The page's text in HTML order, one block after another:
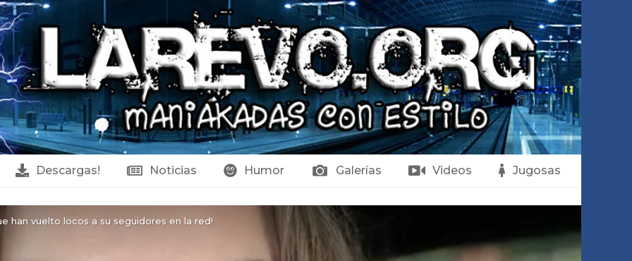
Descargas! Noticias Humor Galerías Videos Jugosas
han vuelto locos a su seguidores en la red!